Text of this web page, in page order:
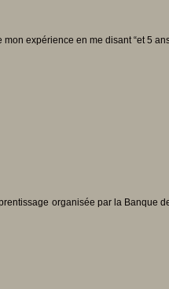
mon expérience en me disant “et 5
organisée par la